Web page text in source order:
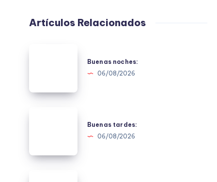
Artículos Relacionados
Buenas noches:
06/08/2026
Buenas tardes:
06/08/2026